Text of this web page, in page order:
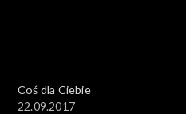
Coś dla Ciebie
22.09.2017